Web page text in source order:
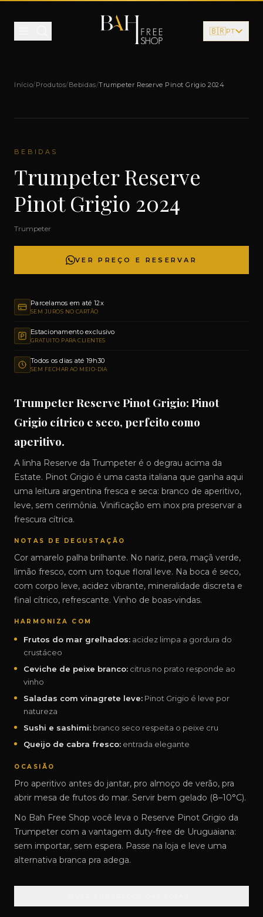
🇧🇷PT
Início/Produtos/Bebidas/Trumpeter Reserve Pinot Grigio 2024
BEBIDAS
Trumpeter Reserve
Pinot Grigio 2024
Trumpeter
VER PREÇO E RESERVAR
Parcelamos em até 12x
SEM JUROS NO CARTÃO
Estacionamento exclusivo
GRATUITO PARA CLIENTES
Todos os dias até 19h30
SEM FECHAR AO MEIO-DIA
Trumpeter Reserve Pinot Grigio: Pinot
Grigio cítrico e seco, perfeito como
aperitivo.
A linha Reserve da Trumpeter é o degrau acima da
Estate. Pinot Grigio é uma casta italiana que ganha aqui
uma leitura argentina fresca e seca: branco de aperitivo,
leve, sem cerimônia. Vinificação em inox pra preservar a
frescura cítrica.
NOTAS DE DEGUSTAÇÃO
Cor amarelo palha brilhante. No nariz, pera, maçã verde,
limão fresco, com um toque floral leve. Na boca é seco,
com corpo leve, acidez vibrante, mineralidade discreta e
final cítrico, refrescante. Vinho de boas-vindas.
HARMONIZA COM
Frutos do mar grelhados: acidez limpa a gordura do
crustáceo
Ceviche de peixe branco: citrus no prato responde ao
vinho
Saladas com vinagrete leve: Pinot Grigio é leve por
natureza
Sushi e sashimi: branco seco respeita o peixe cru
Queijo de cabra fresco: entrada elegante
OCASIÃO
Pro aperitivo antes do jantar, pro almoço de verão, pra
abrir mesa de frutos do mar. Servir bem gelado (8–10°C).
No Bah Free Shop você leva o Reserve Pinot Grigio da
Trumpeter com a vantagem duty-free de Uruguaiana:
sem importar, sem espera. Passe na loja e leve uma
alternativa branca pra adega.